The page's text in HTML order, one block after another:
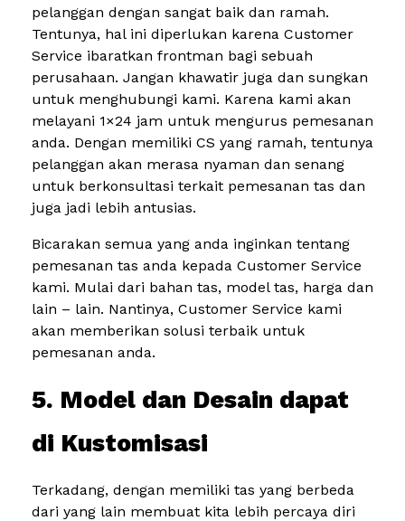
pelanggan dengan sangat baik dan ramah.
Tentunya, hal ini diperlukan karena Customer
Service ibaratkan frontman bagi sebuah
perusahaan. Jangan khawatir juga dan sungkan
untuk menghubungi kami. Karena kami akan
melayani 1×24 jam untuk mengurus pemesanan
anda. Dengan memiliki CS yang ramah, tentunya
pelanggan akan merasa nyaman dan senang
untuk berkonsultasi terkait pemesanan tas dan
juga jadi lebih antusias.
Bicarakan semua yang anda inginkan tentang
pemesanan tas anda kepada Customer Service
kami. Mulai dari bahan tas, model tas, harga dan
lain – lain. Nantinya, Customer Service kami
akan memberikan solusi terbaik untuk
pemesanan anda.
5. Model dan Desain dapat
di Kustomisasi
Terkadang, dengan memiliki tas yang berbeda
dari yang lain membuat kita lebih percaya diri